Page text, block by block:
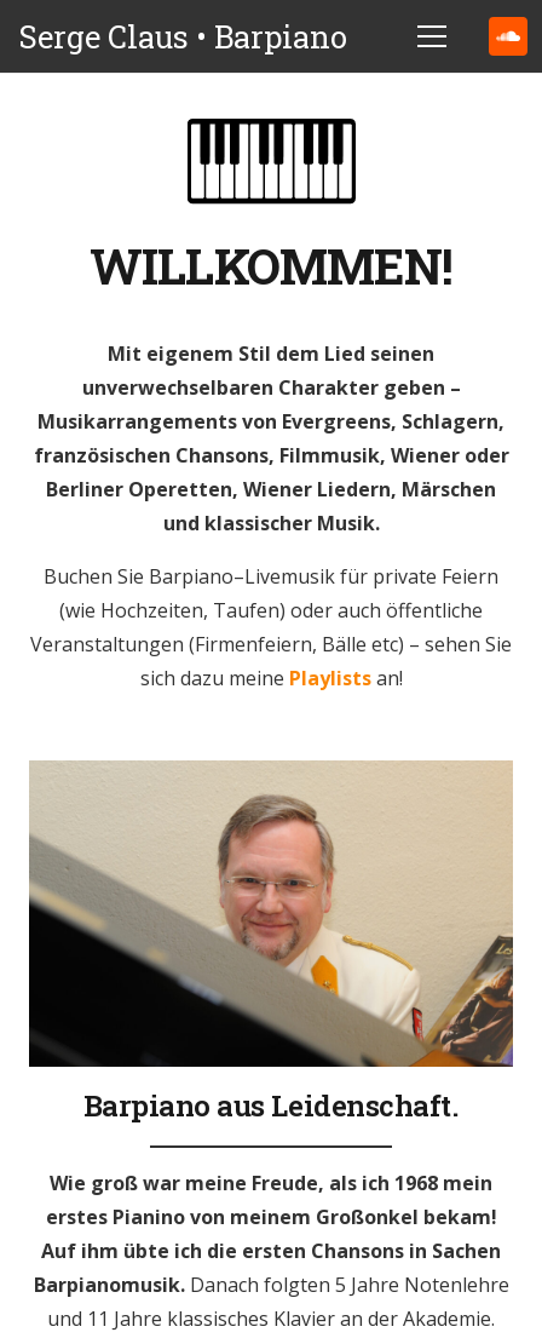
Serge Claus • Barpiano
WILLKOMMEN!
Mit eigenem Stil dem Lied seinen
unverwechselbaren Charakter geben –
Musikarrangements von Evergreens, Schlagern,
französischen Chansons, Filmmusik, Wiener oder
Berliner Operetten, Wiener Liedern, Märschen
und klassischer Musik.
Buchen Sie Barpiano–Livemusik für private Feiern
(wie Hochzeiten, Taufen) oder auch öffentliche
Veranstaltungen (Firmenfeiern, Bälle etc) – sehen Sie
sich dazu meine Playlistsan!
Barpiano aus Leidenschaft.
Wie groß war meine Freude, als ich 1968 mein
erstes Pianino von meinem Großonkel bekam!
Auf ihm übte ich die ersten Chansons in Sachen
Barpianomusik. Danach folgten 5 Jahre Notenlehre
und 11 Jahre klassisches Klavier an der Akademie.